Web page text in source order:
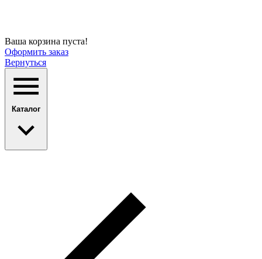
Ваша корзина пуста!
Оформить заказ
Вернуться
Каталог